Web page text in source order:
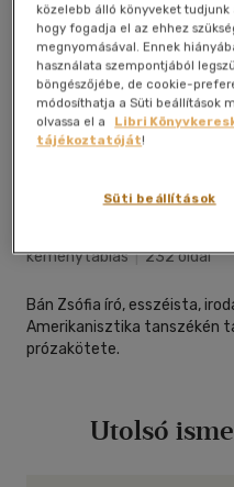
keménytáblás|232 oldal
Bán Zsófia író, esszéista,
Amerikanisztika tanszékén
prózakötete.
Utolsó
közelebb álló könyveket
hogy fogadja el az ehhez
megnyomásával. Ennek
használata szempontjából
böngészőjébe, de cookie-
módosíthatja a Süti beállítások
olvassa el a
Libri
tájékoztatóját!
Süti beállítások